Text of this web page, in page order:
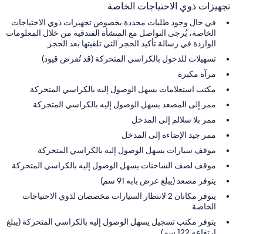
تجهيزات ذوي الاحتياجات الخاصة
في حال وجود طلبات محددة بخصوص تجهيزات ذوي الاحتياجات
الخاصة، يُرجى التواصل مع المنشأة الفندقية من خلال المعلومات
الواردة في رسالة تأكيد الحجز التي تلقيتها بعد الحجز.
تسهيلات للدخول بالكراسي المتحركة (قد تُفرض قيود)
مرآة مكبرة
مكتب استعلامات يسهل الوصول إليه بالكراسي المتحركة
ممر إلى المصعد يسهل الوصول إليه بالكراسي المتحركة
ممر بلا سلالم إلى المدخل
ممر جيد الإضاءة إلى المدخل
موقف سيارات يسهل الوصول إليه بالكراسي المتحركة
موقف لصف الشاحنات يسهل الوصول إليه بالكراسي المتحركة
يتوفر مصعد (يبلغ عرض بابه 91 سم)
يتوفر مكانان 2 لانتظار السيارات مخصصان لذوي الاحتياجات
الخاصة
يتوفر مكتب تسجيل يسهل الوصول إليه بالكراسي المتحركة (يبلغ